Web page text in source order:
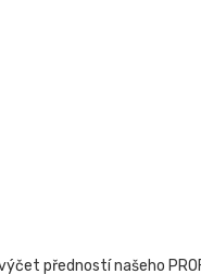
předností našeho